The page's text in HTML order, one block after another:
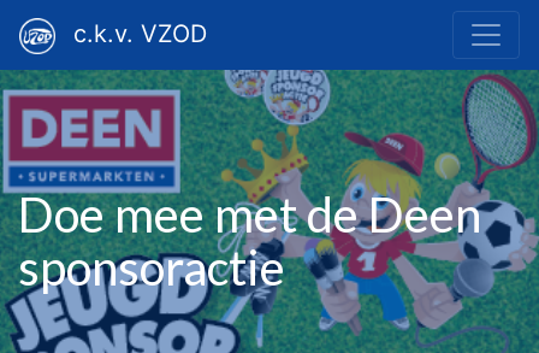
c.k.v. VZOD
Doe mee met de Deen
sponsoractie